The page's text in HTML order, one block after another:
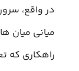
در واقع،
میانی میان
راهکاری که